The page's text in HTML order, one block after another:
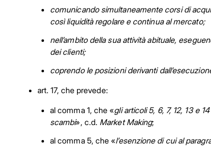
comunicando simultaneamente corsi di
così liquidità regolare e continua al mercato;
nell’ambito della sua attività abituale,
dei clienti;
coprendo le posizioni derivanti
art. 17, che prevede:
al comma 1, che «gli articoli 5, 6, 7, 12, 13 e
scambi», c.d. Market Making;
al comma 5, che «l’esenzione di cui al